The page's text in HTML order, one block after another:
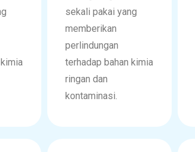
sekali pakai yang
memberikan
perlindungan
terhadap bahan kimia
ringan dan
kontaminasi.